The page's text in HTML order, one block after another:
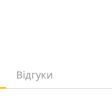
Відгуки